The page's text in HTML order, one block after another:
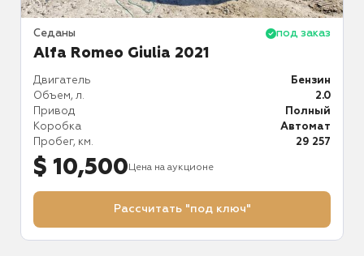
Седаны под заказ
Alfa Romeo Giulia 2021
Двигатель
Бензин
Объем, л.
2.0
Привод
Полный
Коробка
Автомат
Пробег, км.
29 257
$ 10,500 Цена на аукционе
Рассчитать "под ключ"